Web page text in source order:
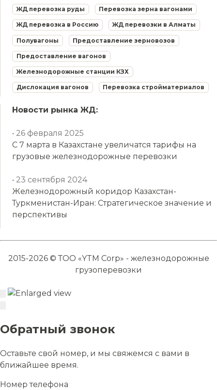
ЖД перевозка руды Перевозка зерна вагонами
ЖД перевозка в Россию ЖД перевозки в Алматы
Полувагоны Предоставление зерновозов
Предоставление вагонов
Железнодорожные станции КЗХ
Дислокация вагонов Перевозка стройматериалов
Новости рынка ЖД:
• 26 февраля 2025
С 7 марта в Казахстане увеличатся тарифы на
грузовые железнодорожные перевозки
• 23 сентября 2024
Железнодорожный коридор Казахстан-
Туркменистан-Иран: Стратегическое значение и
перспективы
2015-2026 © ТОО «YTM Corp» - железнодорожные
грузоперевозки
Обратный звонок
Оставьте свой номер, и мы свяжемся с вами в
ближайшее время.
Номер телефона